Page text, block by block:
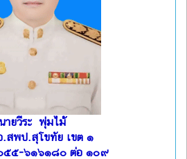
ายวีระ พุ่มไม้
.สพป.สุโขทัย เขต ๑
๕๕-๖๑๖๑๘๐ ต่อ ๑๐๙